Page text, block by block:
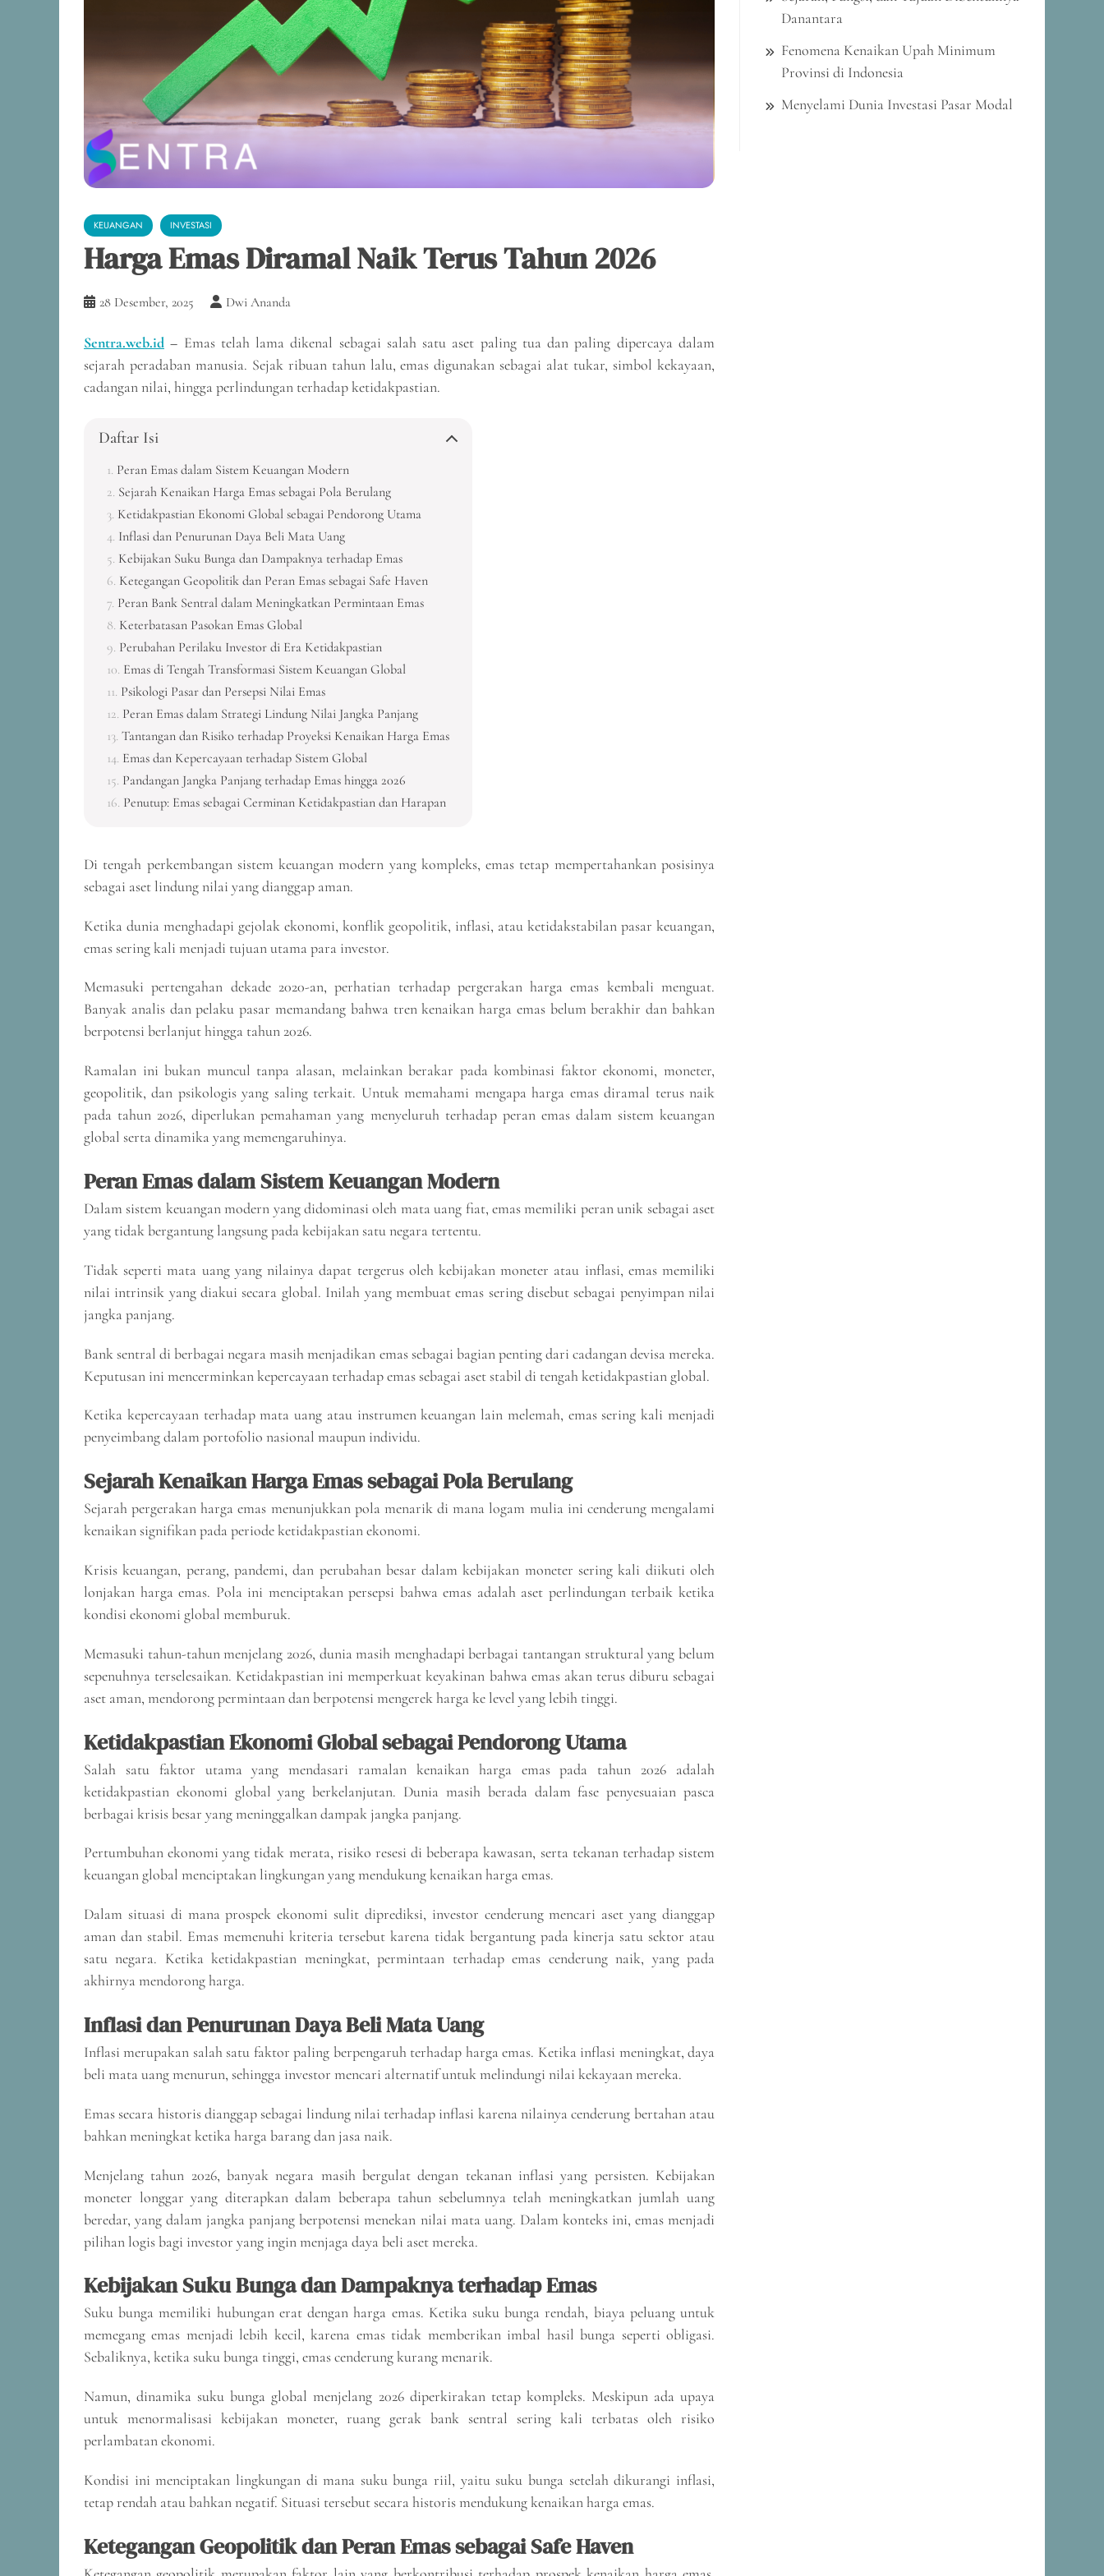
KEUANGAN INVESTASI
Harga Emas Diramal Naik Terus Tahun 2026
28 Desember, 2025 Dwi Ananda
Sentra.web.id – Emas telah lama dikenal sebagai salah satu aset paling tua dan paling dipercaya dalam
sejarah peradaban manusia. Sejak ribuan tahun lalu, emas digunakan sebagai alat tukar, simbol kekayaan,
cadangan nilai, hingga perlindungan terhadap ketidakpastian.
Daftar Isi
Peran Emas dalam Sistem Keuangan Modern
Sejarah Kenaikan Harga Emas sebagai Pola Berulang
Ketidakpastian Ekonomi Global sebagai Pendorong Utama
Inflasi dan Penurunan Daya Beli Mata Uang
Kebijakan Suku Bunga dan Dampaknya terhadap Emas
Ketegangan Geopolitik dan Peran Emas sebagai Safe Haven
Peran Bank Sentral dalam Meningkatkan Permintaan Emas
Keterbatasan Pasokan Emas Global
Perubahan Perilaku Investor di Era Ketidakpastian
Emas di Tengah Transformasi Sistem Keuangan Global
Psikologi Pasar dan Persepsi Nilai Emas
Peran Emas dalam Strategi Lindung Nilai Jangka Panjang
Tantangan dan Risiko terhadap Proyeksi Kenaikan Harga Emas
Emas dan Kepercayaan terhadap Sistem Global
Pandangan Jangka Panjang terhadap Emas hingga 2026
Penutup: Emas sebagai Cerminan Ketidakpastian dan Harapan
Di tengah perkembangan sistem keuangan modern yang kompleks, emas tetap mempertahankan posisinya
sebagai aset lindung nilai yang dianggap aman.
Ketika dunia menghadapi gejolak ekonomi, konflik geopolitik, inflasi, atau ketidakstabilan pasar keuangan,
emas sering kali menjadi tujuan utama para investor.
Memasuki pertengahan dekade 2020-an, perhatian terhadap pergerakan harga emas kembali menguat.
Banyak analis dan pelaku pasar memandang bahwa tren kenaikan harga emas belum berakhir dan bahkan
berpotensi berlanjut hingga tahun 2026.
Ramalan ini bukan muncul tanpa alasan, melainkan berakar pada kombinasi faktor ekonomi, moneter,
geopolitik, dan psikologis yang saling terkait. Untuk memahami mengapa harga emas diramal terus naik
pada tahun 2026, diperlukan pemahaman yang menyeluruh terhadap peran emas dalam sistem keuangan
global serta dinamika yang memengaruhinya.
Peran Emas dalam Sistem Keuangan Modern
Dalam sistem keuangan modern yang didominasi oleh mata uang fiat, emas memiliki peran unik sebagai aset
yang tidak bergantung langsung pada kebijakan satu negara tertentu.
Tidak seperti mata uang yang nilainya dapat tergerus oleh kebijakan moneter atau inflasi, emas memiliki
nilai intrinsik yang diakui secara global. Inilah yang membuat emas sering disebut sebagai penyimpan nilai
jangka panjang.
Bank sentral di berbagai negara masih menjadikan emas sebagai bagian penting dari cadangan devisa mereka.
Keputusan ini mencerminkan kepercayaan terhadap emas sebagai aset stabil di tengah ketidakpastian global.
Ketika kepercayaan terhadap mata uang atau instrumen keuangan lain melemah, emas sering kali menjadi
penyeimbang dalam portofolio nasional maupun individu.
Sejarah Kenaikan Harga Emas sebagai Pola Berulang
Sejarah pergerakan harga emas menunjukkan pola menarik di mana logam mulia ini cenderung mengalami
kenaikan signifikan pada periode ketidakpastian ekonomi.
Krisis keuangan, perang, pandemi, dan perubahan besar dalam kebijakan moneter sering kali diikuti oleh
lonjakan harga emas. Pola ini menciptakan persepsi bahwa emas adalah aset perlindungan terbaik ketika
kondisi ekonomi global memburuk.
Memasuki tahun-tahun menjelang 2026, dunia masih menghadapi berbagai tantangan struktural yang belum
sepenuhnya terselesaikan. Ketidakpastian ini memperkuat keyakinan bahwa emas akan terus diburu sebagai
aset aman, mendorong permintaan dan berpotensi mengerek harga ke level yang lebih tinggi.
Ketidakpastian Ekonomi Global sebagai Pendorong Utama
Salah satu faktor utama yang mendasari ramalan kenaikan harga emas pada tahun 2026 adalah
ketidakpastian ekonomi global yang berkelanjutan. Dunia masih berada dalam fase penyesuaian pasca
berbagai krisis besar yang meninggalkan dampak jangka panjang.
Pertumbuhan ekonomi yang tidak merata, risiko resesi di beberapa kawasan, serta tekanan terhadap sistem
keuangan global menciptakan lingkungan yang mendukung kenaikan harga emas.
Dalam situasi di mana prospek ekonomi sulit diprediksi, investor cenderung mencari aset yang dianggap
aman dan stabil. Emas memenuhi kriteria tersebut karena tidak bergantung pada kinerja satu sektor atau
satu negara. Ketika ketidakpastian meningkat, permintaan terhadap emas cenderung naik, yang pada
akhirnya mendorong harga.
Inflasi dan Penurunan Daya Beli Mata Uang
Inflasi merupakan salah satu faktor paling berpengaruh terhadap harga emas. Ketika inflasi meningkat, daya
beli mata uang menurun, sehingga investor mencari alternatif untuk melindungi nilai kekayaan mereka.
Emas secara historis dianggap sebagai lindung nilai terhadap inflasi karena nilainya cenderung bertahan atau
bahkan meningkat ketika harga barang dan jasa naik.
Menjelang tahun 2026, banyak negara masih bergulat dengan tekanan inflasi yang persisten. Kebijakan
moneter longgar yang diterapkan dalam beberapa tahun sebelumnya telah meningkatkan jumlah uang
beredar, yang dalam jangka panjang berpotensi menekan nilai mata uang. Dalam konteks ini, emas menjadi
pilihan logis bagi investor yang ingin menjaga daya beli aset mereka.
Kebijakan Suku Bunga dan Dampaknya terhadap Emas
Suku bunga memiliki hubungan erat dengan harga emas. Ketika suku bunga rendah, biaya peluang untuk
memegang emas menjadi lebih kecil, karena emas tidak memberikan imbal hasil bunga seperti obligasi.
Sebaliknya, ketika suku bunga tinggi, emas cenderung kurang menarik.
Namun, dinamika suku bunga global menjelang 2026 diperkirakan tetap kompleks. Meskipun ada upaya
untuk menormalisasi kebijakan moneter, ruang gerak bank sentral sering kali terbatas oleh risiko
perlambatan ekonomi.
Kondisi ini menciptakan lingkungan di mana suku bunga riil, yaitu suku bunga setelah dikurangi inflasi,
tetap rendah atau bahkan negatif. Situasi tersebut secara historis mendukung kenaikan harga emas.
Ketegangan Geopolitik dan Peran Emas sebagai Safe Haven
Danantara
Fenomena Kenaikan Upah Minimum
Provinsi di Indonesia
Menyelami Dunia Investasi Pasar Modal